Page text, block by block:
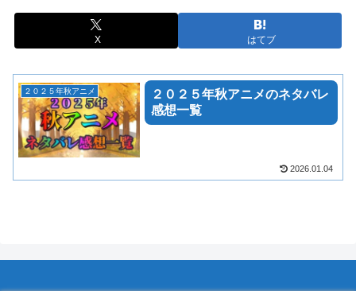
X はてブ
２０２５年秋アニメ
２０２５年秋アニメのネタバレ
感想一覧
2026.01.04